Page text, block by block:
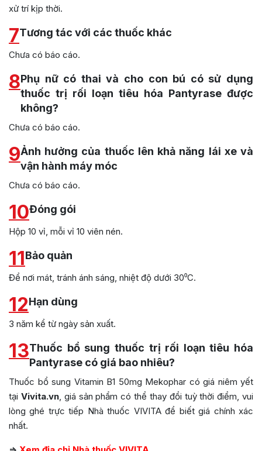
xử trí kịp thời.
7Tương tác với các thuốc khác
Chưa có báo cáo.
8Phụ nữ có thai và cho con bú có sử dụng
thuốc trị rối loạn tiêu hóa Pantyrase được
không?
Chưa có báo cáo.
9Ảnh hưởng của thuốc lên khả năng lái xe và
vận hành máy móc
Chưa có báo cáo.
10Đóng gói
Hộp 10 vỉ, mỗi vỉ 10 viên nén.
11Bảo quản
Để nơi mát, tránh ánh sáng, nhiệt độ dưới 30⁰C.
12Hạn dùng
3 năm kể từ ngày sản xuất.
13Thuốc bổ sung thuốc trị rối loạn tiêu hóa
Pantyrase có giá bao nhiêu?
Thuốc bổ sung Vitamin B1 50mg Mekophar có giá niêm yết
tại Vivita.vn, giá sản phẩm có thể thay đổi tuỳ thời điểm, vui
lòng ghé trực tiếp Nhà thuốc VIVITA để biết giá chính xác
nhất.